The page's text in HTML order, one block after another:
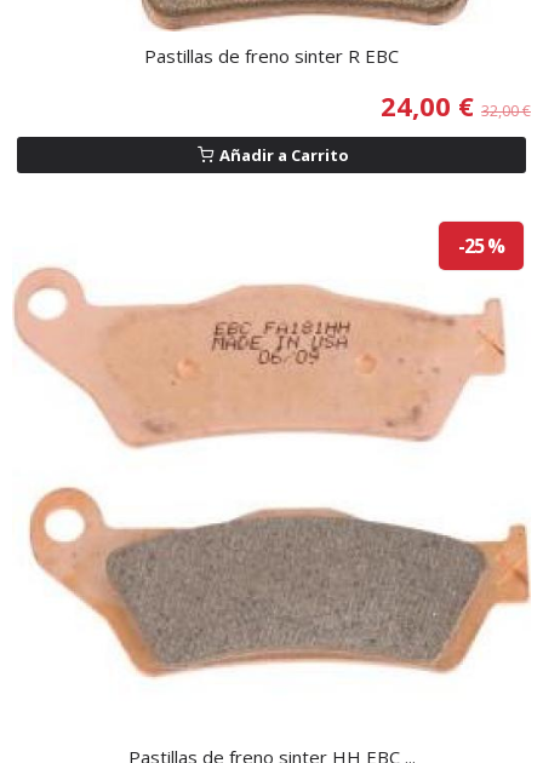
Pastillas de freno sinter R EBC
24,00 € 32,00 €
Añadir a Carrito
-25 %
Pastillas de freno sinter HH EBC ...